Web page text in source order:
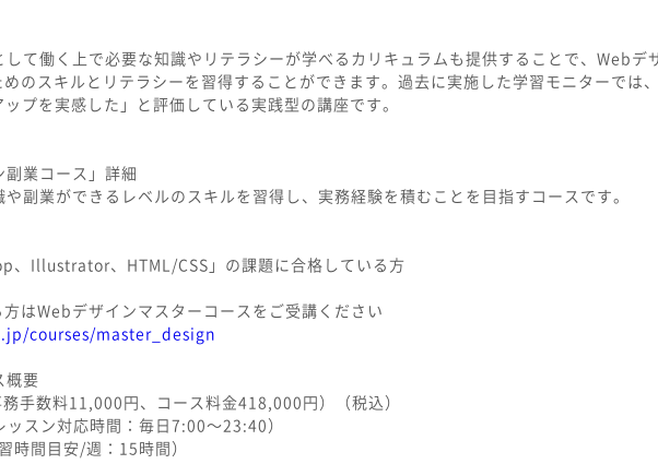
て働く上で必要な知識やリテラシーが学べるカリキュラムも提供することで、Webデ
のスキルとリテラシーを習得することができます。過去に実施した学習モニターでは
プを実感した」と評価している実践型の講座です。
業コース」詳細
副業ができるレベルのスキルを習得し、実務経験を積むことを目指すコースです。
、Illustrator、HTML/CSS」の課題に合格している方
はWebデザインマスターコースをご受講ください
courses/master_design
概要
手数料11,000円、コース料金418,000円）（税込）
スン対応時間：毎日7:00〜23:40）
時間目安/週：15時間）